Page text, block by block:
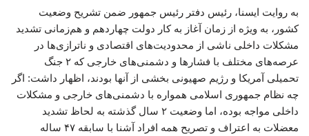
به روایت ایسنا، رئیس دفتر رئیس جمهور ضمن تشریح وضعیت
کشور، به ویژه از زمان آغاز به کار دولت چهاردهم و هم‌زمانی تشدید
مشکلات داخلی ناشی از محدودیت‌های اقتصادی و ناترازی‌ها در
عرصه‌های مختلف با فشارها و دشمنی‌های خارجی که ۲ جنگ
تحمیلی آمریکا و رژیم صهیونی بخشی از آنها بودند، اظهار داشت: اگر
چه نظام جمهوری اسلامی همواره با دشمنی‌های خارجی و مشکلات
داخلی مواجه بوده، اما وضعیت ۲ سال گذشته به لحاظ تشدید
معضلات به اعتراف و تصریح همه افراد آشنا با سابقه ۴۷ ساله